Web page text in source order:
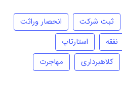
ثبت شرکت
انحصار وراثت
نفقه
استارتاپ
کلاهبرداری
مهاجرت